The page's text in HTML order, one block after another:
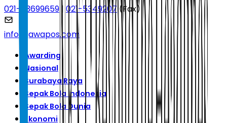
021-53699659 | 021-5349207(Fax)
info@jawapos.com
Awarding
Nasional
Surabaya Raya
Sepak Bola Indonesia
Sepak Bola Dunia
Ekonomi